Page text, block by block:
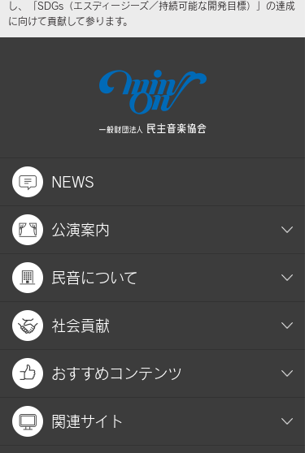
し、「SDGs（エスディージーズ／持続可能な開発目標）」の達成
に向けて貢献して参ります。
NEWS
公演案内
民音について
社会貢献
おすすめコンテンツ
関連サイト